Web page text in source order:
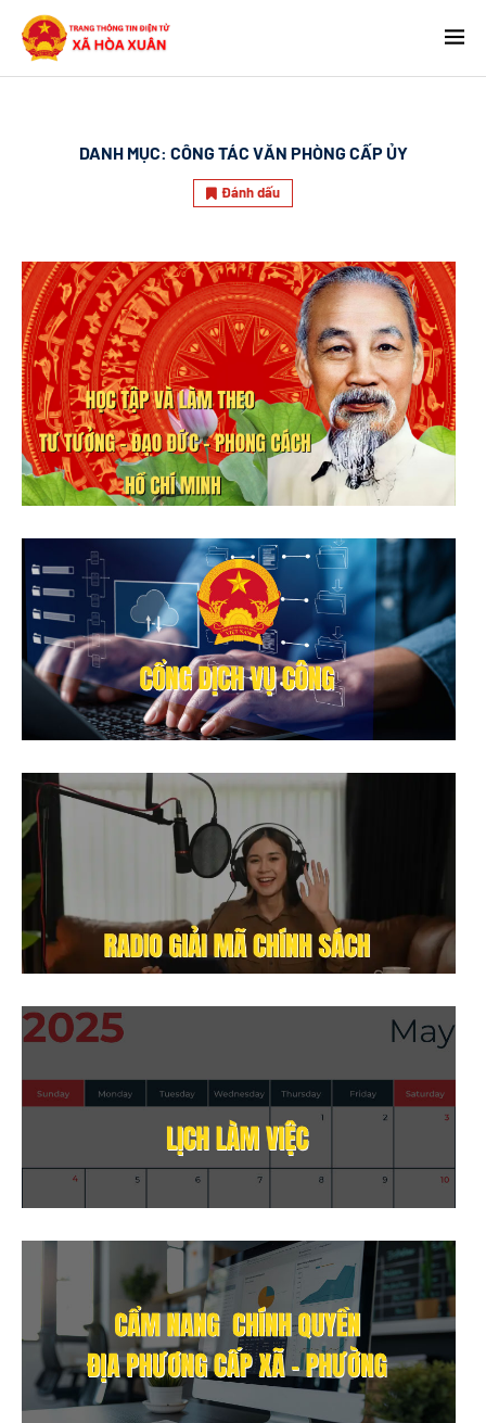
DANH MỤC: CÔNG TÁC VĂN PHÒNG CẤP ỦY
Đánh dấu